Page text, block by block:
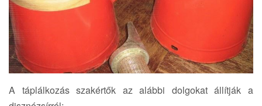
A táplálkozás szakértők az alábbi dolgokat állítják a